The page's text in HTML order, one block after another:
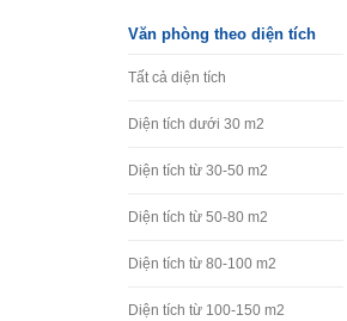
Văn phòng theo diện tích
Tất cả diện tích
Diện tích dưới 30 m2
Diện tích từ 30-50 m2
Diện tích từ 50-80 m2
Diện tích từ 80-100 m2
Diện tích từ 100-150 m2